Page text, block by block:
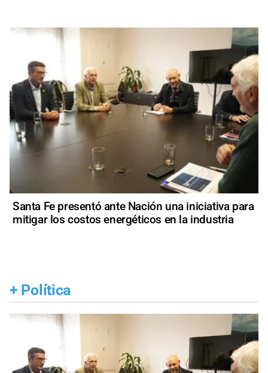
Santa Fe presentó ante Nación una iniciativa para
mitigar los costos energéticos en la industria
+ Política